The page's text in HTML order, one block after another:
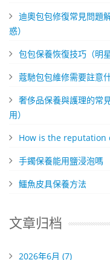
迪奧包包修復常見問題
惑）
包包保養恢復技巧（明
蔻馳包包維修需要註意
奢侈品保養與護理的常
用）
How is the reputation
​手鐲保養能用鹽浸泡嗎
​鱷魚皮具保養方法
文章归档
2026年6月 (7)